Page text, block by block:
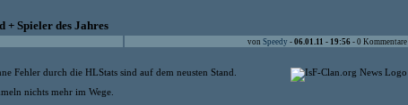
+ Spieler des Jahres
von Speedy - 06.01.11 - 19:56 - 0 Kommentare
Fehler durch die HLStats sind auf dem neusten Stand.
nichts mehr im Wege.